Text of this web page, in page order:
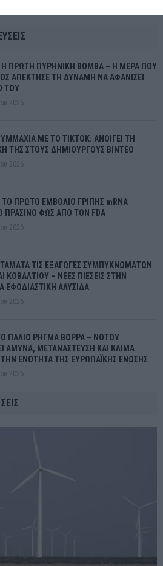
Η ΠΡΩΤΗ ΠΥΡΗΝΙΚΗ ΒΟΜΒΑ – Η ΜΕΡΑ ΠΟΥ
ΑΠΕΚΤΗΣΕ ΤΗ ΔΥΝΑΜΗ ΝΑ ΑΦΑΝΙΣΕΙ
ΤΟΥ
2026
ΜΕ ΤΟ TIKTOK: ΑΝΟΙΓΕΙ ΤΗ
ΤΗΣ ΣΤΟΥΣ ΔΗΜΙΟΥΡΓΟΥΣ ΒΙΝΤΕΟ
2026
ΤΟ ΠΡΩΤΟ ΕΜΒΟΛΙΟ ΓΡΙΠΗΣ mRNA
ΠΡΑΣΙΝΟ ΦΩΣ ΑΠΟ ΤΟΝ FDA
2026
ΤΙΣ ΕΞΑΓΩΓΕΣ ΣΥΜΠΥΚΝΩΜΑΤΩΝ
ΚΟΒΑΛΤΙΟΥ – ΝΕΕΣ ΠΙΕΣΕΙΣ ΣΤΗΝ
ΕΦΟΔΙΑΣΤΙΚΗ ΑΛΥΣΙΔΑ
2026
ΠΑΛΙΟ ΡΗΓΜΑ ΒΟΡΡΑ – ΝΟΤΟΥ
ΑΜΥΝΑ, ΜΕΤΑΝΑΣΤΕΥΣΗ ΚΑΙ ΚΛΙΜΑ
ΕΝΟΤΗΤΑ ΤΗΣ ΕΥΡΩΠΑΪΚΗΣ ΕΝΩΣΗΣ
2026